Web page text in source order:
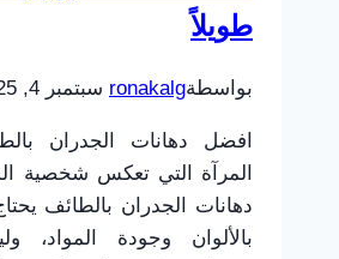
طويلاً
بواسطةronakalg سبتمبر 4, 2025
افضل دهانات الجدران
المرآة التي تعكس شخصية
دهانات الجدران بالطائف
بالألوان وجودة المواد،